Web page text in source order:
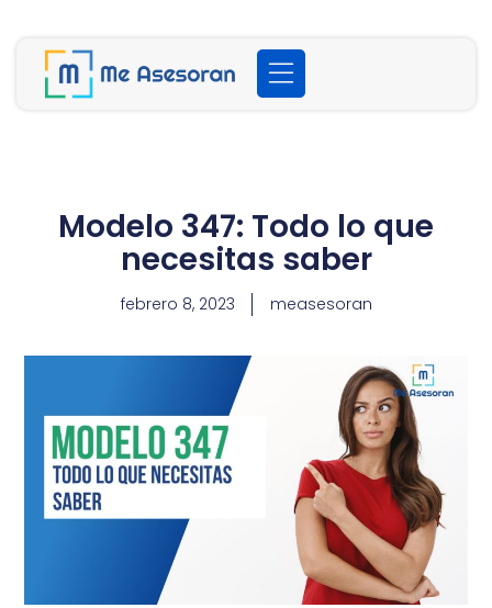
Modelo 347: Todo lo que
necesitas saber
febrero 8, 2023 measesoran